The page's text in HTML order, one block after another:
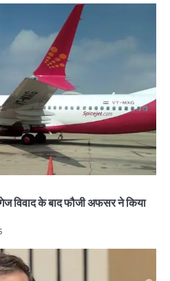
विवाद के बाद फौजी अफसर ने किया